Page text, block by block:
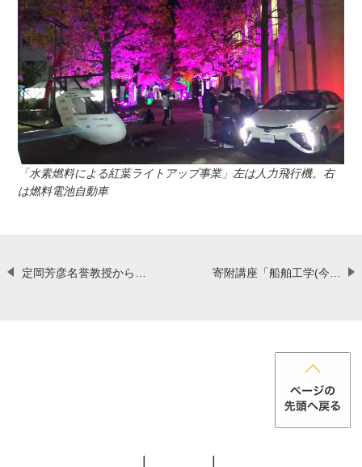
「水素燃料による紅葉ライトアップ事業」左は人力飛行機。右
は燃料電池自動車
定岡芳彦名誉教授からのご寄付に対し感謝状を贈呈しました。 寄附講座「船舶工学(今治造船)講座」を更新しました【4月1日】